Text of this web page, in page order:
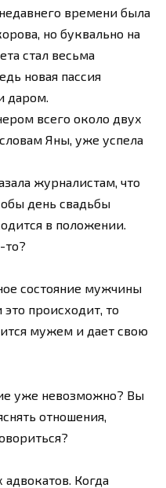
времени была
но буквально на
стал весьма
новая пассия
даром.
всего около двух
Яны, уже успела
журналистам, что
день свадьбы
в положении.
то?
состояние мужчины
это происходит, то
мужем и дает свою
уже невозможно? Вы
отношения,
адвокатов. Когда